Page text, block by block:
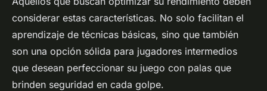
considerar estas características. No solo facilitan el
aprendizaje de técnicas básicas, sino que también
son una opción sólida para jugadores intermedios
que desean perfeccionar su juego con palas que
brinden seguridad en cada golpe.